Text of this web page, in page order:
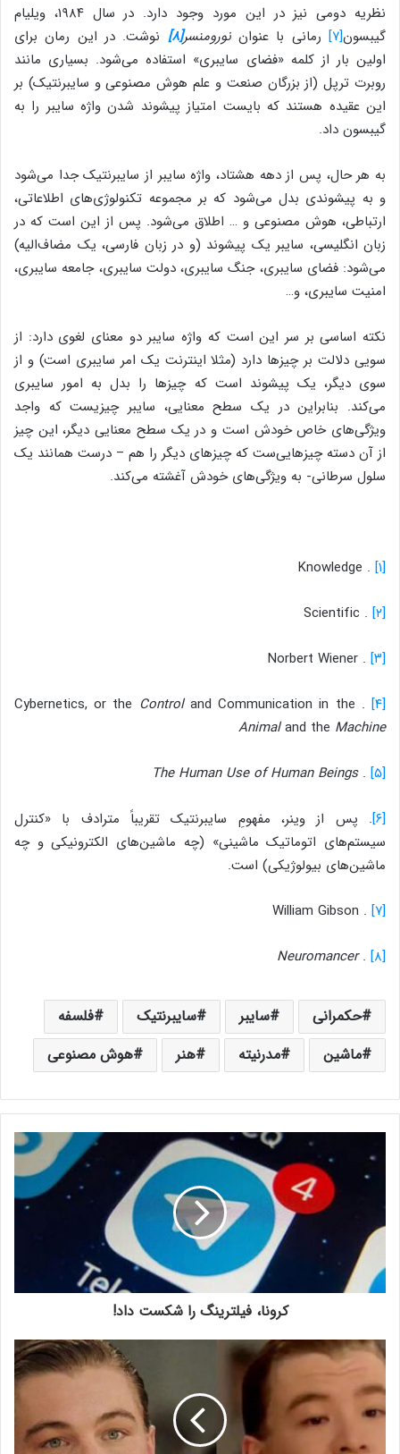
نظریه دومی نیز در این مورد وجود دارد. در سال ۱۹۸۴، ویلیام
گیبسون[۷] رمانی با عنواننورومنسر[۸]
نوشت. در این رمان برای
اولین بار از کلمه «فضای سایبری» استفاده می‌شود. بسیاری مانند
روبرت ترپل (از بزرگان صنعت و علم هوش مصنوعی و سایبرنتیک) بر
این عقیده هستند که بایست امتیاز پیشوند شدن واژه سایبر را به
گیبسون داد.
به هر حال، پس از دهه هشتاد، واژه سایبر از سایبرنتیک جدا می‌شود
و به پیشوندی بدل می‌شود که بر مجموعه تکنولوژی‌های اطلاعاتی،
ارتباطی، هوش مصنوعی و … اطلاق می‌شود. پس از این است که در
زبان انگلیسی، سایبر یک پیشوند (و در زبان فارسی، یک مضاف‌الیه)
می‌شود: فضای سایبری، جنگ سایبری، دولت سایبری، جامعه سایبری،
امنیت سایبری، و…
نکته اساسی بر سر این است که واژه سایبر دو معنای لغوی دارد: از
سویی دلالت بر چیزها دارد (مثلا اینترنت یک امر سایبری است) و از
سوی دیگر، یک پیشوند است که چیزها را بدل به امور سایبری
می‌کند. بنابراین در یک سطح معنایی، سایبر چیزیست که واجد
ویژگی‌های خاص خودش است و در یک سطح معنایی دیگر، این چیز
از آن دسته چیزهایی‌ست که چیزهای دیگر را هم – درست همانند یک
سلول سرطانی- به ویژگی‌های خودش آغشته می‌کند.
[۱] . Knowledge
[۲] . Scientific
[۳] . Norbert Wiener
[۴] . Cybernetics, or the
Controland Communication in the
Animaland the Machine
[۵] .
The Human Use of Human Beings
[۶] . پس از وینر، مفهومِ سایبرنتیک تقریباً مترادف با «کنترل
سیستم‌های اتوماتیک ماشینی» (چه ماشین‌های الکترونیکی و چه
ماشین‌های بیولوژیکی) است.
[۷] . William Gibson
[۸] .
Neuromancer
حکمرانی سایبر سایبرنتیک
فلسفه
ماشین
مدرنیته هنر هوش مصنوعی
کرونا، فیلترینگ را شکست داد!